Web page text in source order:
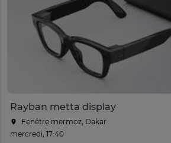
Rayban metta display
Fenêtre mermoz, Dakar
mercredi, 17:40